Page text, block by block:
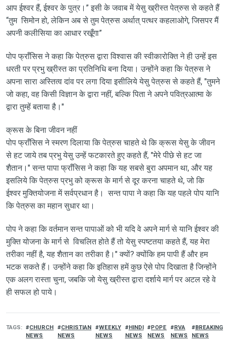
आप ईश्वर हैं, ईश्वर के पुत्र।” इसी के जवाब में येसु ख्रीस्त पेत्रुस से कहते हैं
“तुम सिमोन हो, लेकिन अब से तुम पेत्रुस अर्थात् पत्थर कहलाओगे, जिसपर मैं
अपनी कलीसिया का आधार रखूँगा”
पोप फ्राँसिस ने कहा कि पेत्रुस द्वारा विश्वास की स्वीकारोक्ति ने ही उन्हें इस
धरती पर प्रभु ख्रीस्त का प्रतिनिधि बना दिया। उन्होंने कहा कि पेत्रुस ने
अपना सारा अस्तित्व दांव पर लगा दिया इसीलिये येसु पेत्रुस से कहते हैं, "तुमने
जो कहा, वह किसी विज्ञान के द्वारा नहीं, बल्कि पिता ने अपने पवित्रआत्मा के
द्वारा तुम्हें बताया है।"
क्रूस के बिना जीवन नहीं
पोप फ्राँसिस ने स्मरण दिलाया कि पेत्रुस चाहते थे कि क्रूस येसु के जीवन
से हट जाये तब प्रभु येसु उन्हें फटकारते हुए कहते हैं, "मेरे पीछे से हट जा
शैतान।" सन्त पापा फ्राँसिस ने कहा कि यह सबसे बुरा अपमान था, और यह
इसलिये कि पेत्रुस प्रभु को क्रूस के मार्ग से दूर करना चाहते थे, जो कि
ईश्वर मुक्तियोजना में सर्वप्रधान है। सन्त पापा ने कहा कि यह पहले पोप यानि
कि पेत्रुस का महान सुधार था।
पोप ने कहा कि वर्तमान सन्त पापाओं को भी यदि वे अपने मार्ग से यानि ईश्वर की
मुक्ति योजना के मार्ग से विचलित होते हैं तो येसु स्पष्टतया कहते हैं, यह मेरा
तरीका नहीं है, यह शैतान का तरीका है।" क्यों? क्योंकि हम पापी हैं और हम
भटक सकते हैं। उन्होंने कहा कि इतिहास हमें कुछ ऐसे पोप दिखाता है जिन्होंने
एक अलग रास्ता चुना, जबकि जो येसु ख्रीस्त द्वारा दर्शाये मार्ग पर अटल रहे वे
ही सफल हो पाये।
TAGS
CHURCH
NEWS
CHRISTIAN
NEWS
WEEKLY
NEWS
HINDI
NEWS
POPE
NEWS
RVA
NEWS
BREAKING
NEWS